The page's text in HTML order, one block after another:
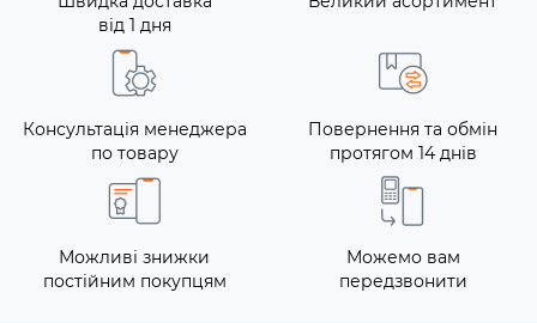
від 1 дня
Консультація менеджера
по товару
Повернення та обмін
протягом 14 днів
Можливі знижки
постійним покупцям
Можемо вам
передзвонити